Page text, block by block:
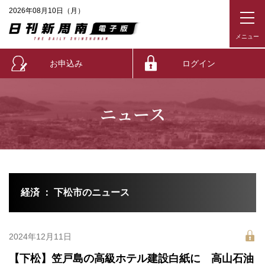
2026年08月10日（月）
お申込み ログイン
ニュース
経済 ： 下松市のニュース
2024年12月11日
【下松】笠戸島の高級ホテル建設白紙に 高山石油